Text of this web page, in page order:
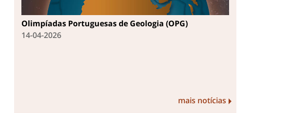
Olimpíadas Portuguesas de Geologia (OPG)
14-04-2026
mais notícias